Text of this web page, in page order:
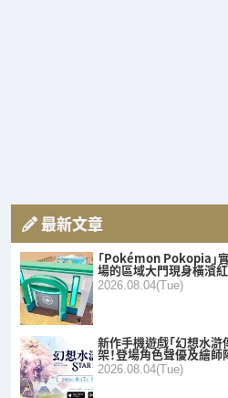
最新文章
「Pokémon Pokopia」
場的區域大門現身橫濱
2026.08.04(Tue)
新作手機遊戲「幻想水滸
架！登場角色聲優及繪
2026.08.04(Tue)